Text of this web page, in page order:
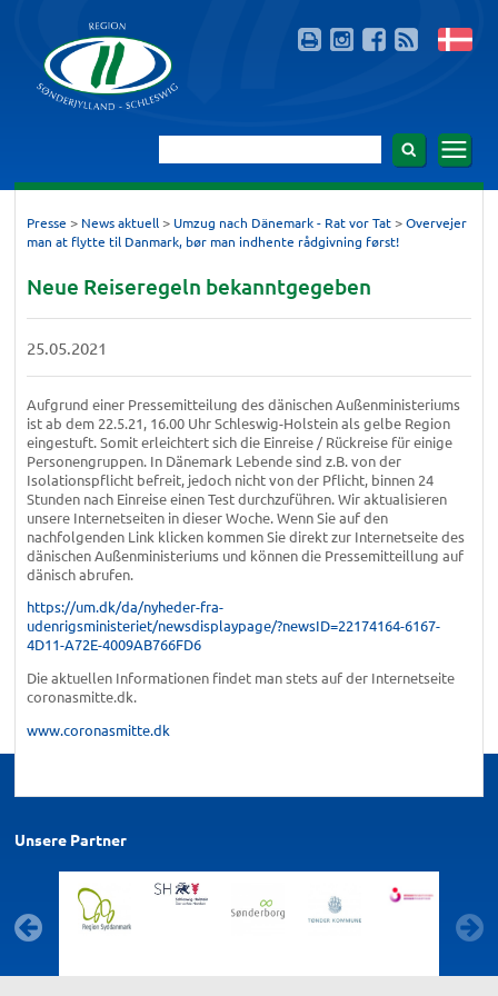
Presse > News aktuell > Umzug nach Dänemark - Rat vor Tat > Overvejer
man at flytte til Danmark, bør man indhente rådgivning først!
Neue Reiseregeln bekanntgegeben
25.05.2021
Aufgrund einer Pressemitteilung des dänischen Außenministeriums
ist ab dem 22.5.21, 16.00 Uhr Schleswig-Holstein als gelbe Region
eingestuft. Somit erleichtert sich die Einreise / Rückreise für einige
Personengruppen. In Dänemark Lebende sind z.B. von der
Isolationspflicht befreit, jedoch nicht von der Pflicht, binnen 24
Stunden nach Einreise einen Test durchzuführen. Wir aktualisieren
unsere Internetseiten in dieser Woche. Wenn Sie auf den
nachfolgenden Link klicken kommen Sie direkt zur Internetseite des
dänischen Außenministeriums und können die Pressemitteillung auf
dänisch abrufen.
https://um.dk/da/nyheder-fra-
udenrigsministeriet/newsdisplaypage/?newsID=22174164-6167-
4D11-A72E-4009AB766FD6
Die aktuellen Informationen findet man stets auf der Internetseite
coronasmitte.dk.
www.coronasmitte.dk
Unsere Partner